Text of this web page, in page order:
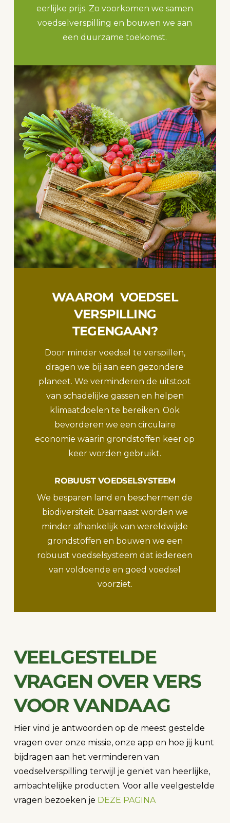
eerlijke prijs. Zo voorkomen we samen
voedselverspilling en bouwen we aan
een duurzame toekomst.
WAAROM VOEDSEL
VERSPILLING
TEGENGAAN?
Door minder voedsel te verspillen,
dragen we bij aan een gezondere
planeet. We verminderen de uitstoot
van schadelijke gassen en helpen
klimaatdoelen te bereiken. Ook
bevorderen we een circulaire
economie waarin grondstoffen keer op
keer worden gebruikt.
ROBUUST VOEDSELSYSTEEM
We besparen land en beschermen de
biodiversiteit. Daarnaast worden we
minder afhankelijk van wereldwijde
grondstoffen en bouwen we een
robuust voedselsysteem dat iedereen
van voldoende en goed voedsel
voorziet.
VEELGESTELDE
VRAGEN OVER VERS
VOOR VANDAAG
Hier vind je antwoorden op de meest gestelde
vragen over onze missie, onze app en hoe jij kunt
bijdragen aan het verminderen van
voedselverspilling terwijl je geniet van heerlijke,
ambachtelijke producten. Voor alle veelgestelde
vragen bezoeken je DEZE PAGINA